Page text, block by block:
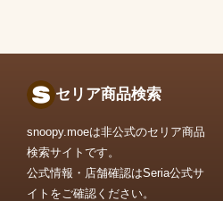
セリア商品検索
snoopy.moeは非公式のセリア商品
検索サイトです。
公式情報・店舗確認はSeria公式サ
イトをご確認ください。